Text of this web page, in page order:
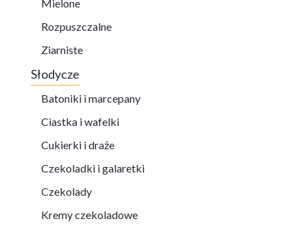
Mielone
Rozpuszczalne
Ziarniste
Słodycze
Batoniki i marcepany
Ciastka i wafelki
Cukierki i draże
Czekoladki i galaretki
Czekolady
Kremy czekoladowe